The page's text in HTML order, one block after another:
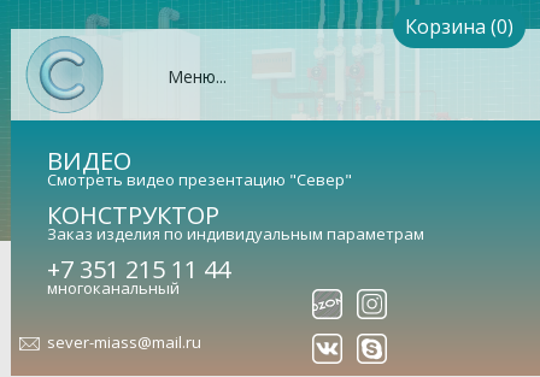
Меню...
Корзина (0)
ВИДЕО
Смотреть видео презентацию "Север"
КОНСТРУКТОР
Заказ изделия по индивидуальным параметрам
+7 351 215 11 44
многоканальный
sever-miass@mail.ru
Гидрострелка Север-М5 (Aisi)
(сталь нержавеющая)
Гидравлический разделитель совмещенный с
коллектором (арт. 1915006)